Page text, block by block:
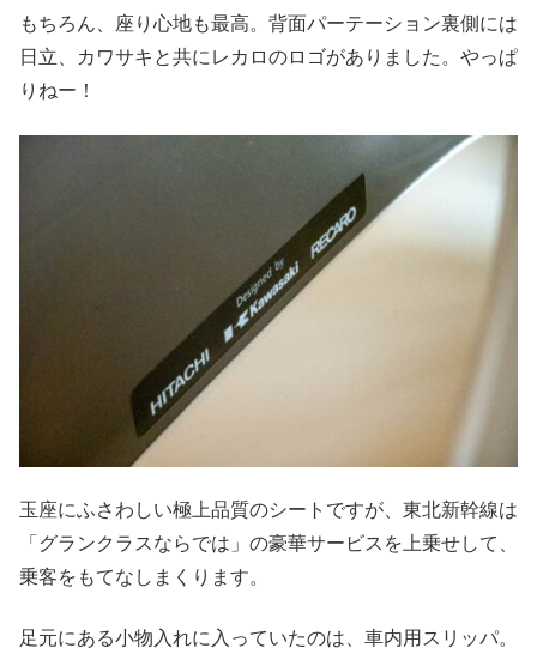
もちろん、座り心地も最高。背面パーテーション裏側には
日立、カワサキと共にレカロのロゴがありました。やっぱ
りねー！
玉座にふさわしい極上品質のシートですが、東北新幹線は
「グランクラスならでは」の豪華サービスを上乗せして、
乗客をもてなしまくります。
足元にある小物入れに入っていたのは、車内用スリッパ。